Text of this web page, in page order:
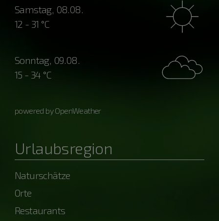
Samstag, 08.08.
12 - 31 °C
Sonntag, 09.08.
15 - 34 °C
powered by OpenWeather
Urlaubsregion
Naturschätze
Orte
Restaurants